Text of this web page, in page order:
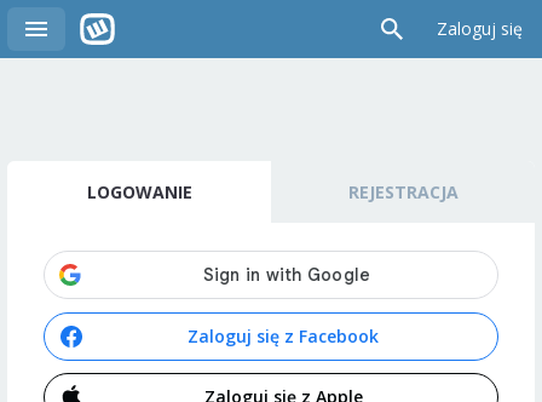
Zaloguj się
LOGOWANIE REJESTRACJA
Zaloguj się z Facebook
Zaloguj się z Apple